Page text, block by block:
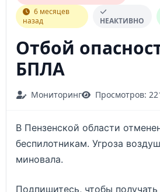
6 месяцев
назад
НЕАКТИВНО
Отбой
БПЛА
Мониторинг Просмотров:
В Пензенской области
беспилотникам. Угроза
миновала.
Подпишитесь, чтобы